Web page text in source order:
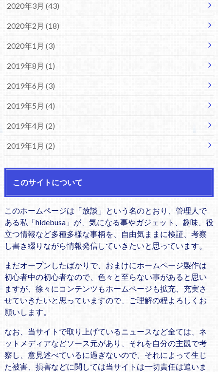
2020年3月 (43)
2020年2月 (18)
2020年1月 (3)
2019年8月 (1)
2019年6月 (3)
2019年5月 (4)
2019年4月 (2)
2019年1月 (2)
このサイトについて
このホームページは「放談」という名のとおり、管理人で
ある私「hidebusa」が、気になる事やガジェット、趣味、役
立つ情報など多種多様な事柄を、自由気ままに検証、考察
し書き綴りながら情報発信していきたいと思っています。
まだオープンしたばかりで、おまけにホームページ製作は
初心者中の初心者なので、色々と至らない事があると思い
ますが、徐々にコンテンツもホームページも拡充、充実さ
せていきたいと思っていますので、ご理解の程よろしくお
願いします。
なお、当サイトで取り上げているニュースなど全ては、ネ
ットメディアなどソース元があり、それを自分の主観で考
察し、意見述べているに過ぎないので、それによって生じ
た被害、損害などに関しては当サイトは一切責任は追いま